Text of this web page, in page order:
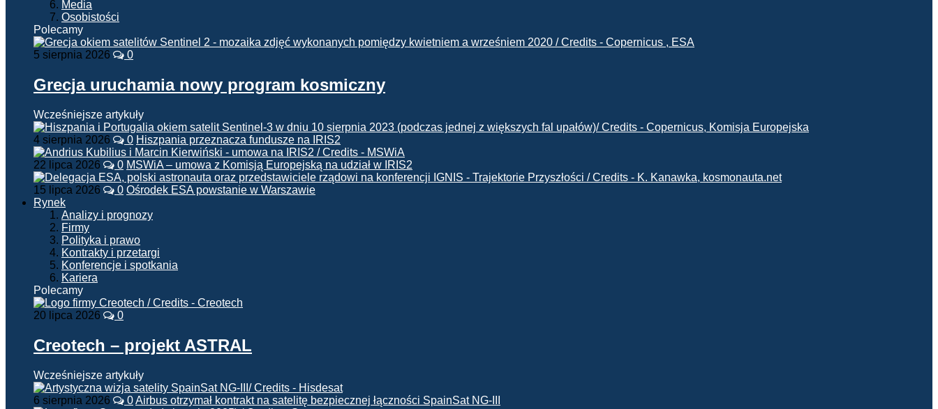
Media
Osobistości
Polecamy
5 sierpnia 2026 0
Grecja uruchamia nowy program kosmiczny
Wcześniejsze artykuły
4 sierpnia 2026 0 Hiszpania przeznacza fundusze na IRIS2
22 lipca 2026 0 MSWiA – umowa z Komisją Europejską na udział w IRIS2
15 lipca 2026 0 Ośrodek ESA powstanie w Warszawie
Rynek
Analizy i prognozy
Firmy
Polityka i prawo
Kontrakty i przetargi
Konferencje i spotkania
Kariera
Polecamy
20 lipca 2026 0
Creotech – projekt ASTRAL
Wcześniejsze artykuły
6 sierpnia 2026 0Airbus otrzymał kontrakt na satelitę bezpiecznej łączności SpainSat NG-III